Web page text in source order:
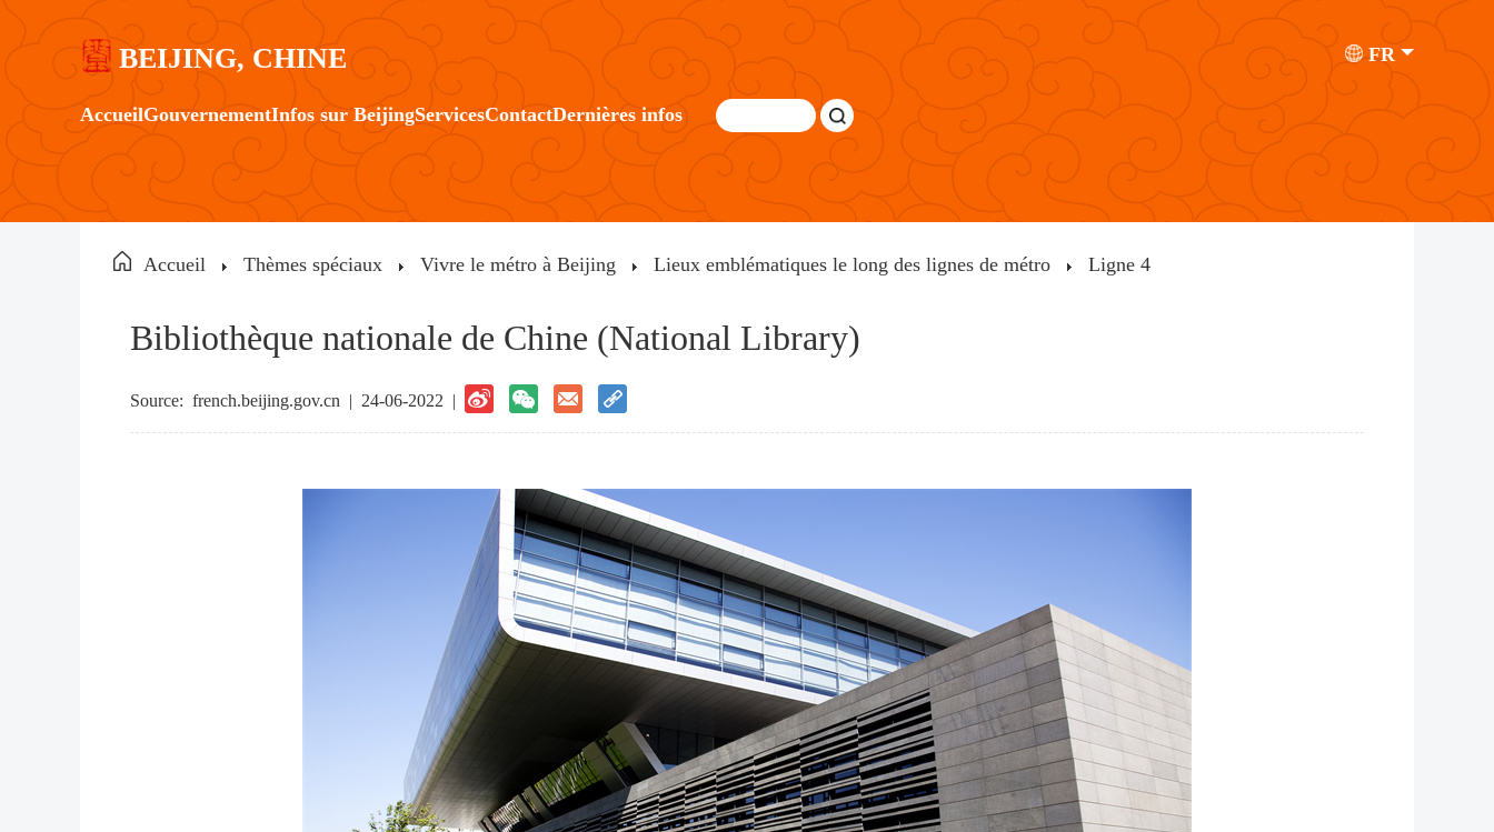
BEIJING, CHINE FR
AccueilGouvernementInfos sur BeijingServicesContactDernières infos
Accueil Thèmes spéciaux Vivre le métro à Beijing Lieux emblématiques le long des lignes de métro Ligne 4
Bibliothèque nationale de Chine (National Library)
Source: french.beijing.gov.cn | 24-06-2022 |